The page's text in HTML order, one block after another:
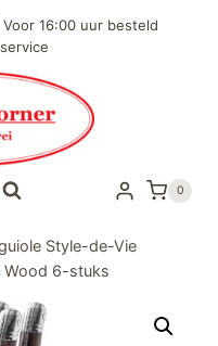
16:00 uur besteld
0
Style-de-Vie
Wood 6-stuks